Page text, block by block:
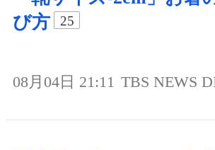
び方
25
08月04日 21:11 TBS NEWS